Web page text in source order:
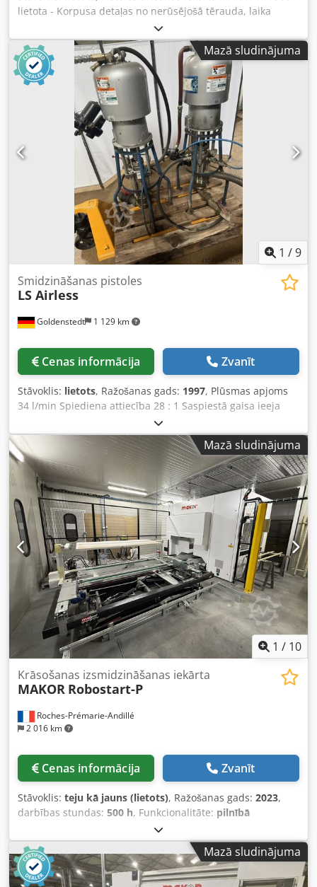
lietota - Korpusa detaļas no nerūsējošā tērauda, laika
relejs, svaiga skalošanas sprausla ----- Tehniskie dati -----
Izmēri (GxPxA): 670 x 510 x 370 mm, spiediens: 6 bar
Dkodeu R Tfaspfx Anzsr
Mazā sludinājuma
1 /9
Goldenstedt 1 129 km
Smidzināšanas pistoles
LS Airless
Cenas informācija Zvanīt
Stāvoklis: lietots, Ražošanas gads: 1997, Plūsmas apjoms
34 l/min Spiediena attiecība 28 : 1 Saspiestā gaisa ieeja
max. 7 bar Dkedpfx Ansd Ih R Hjzsr
Mazā sludinājuma
1 / 10
Roches-Prémarie-Andillé
2 016 km
Krāsošanas izsmidzināšanas iekārta
MAKOR Robostart-P
Cenas informācija Zvanīt
Stāvoklis: teju kā jauns (lietots), Ražošanas gads: 2023,
darbības stundas: 500 h, Funkcionalitāte: pilnībā
, Automātiska durvju krāsošanas līnija, kas
ietver: automātiskais durvju atdalītājs pa vienām durvīm,
automātiska krāsošanas robots ar izsmidzināšanu, durvju
kraušanas iekārta uz ratiņiem, durvju izmēri: garums no
Mazā sludinājuma